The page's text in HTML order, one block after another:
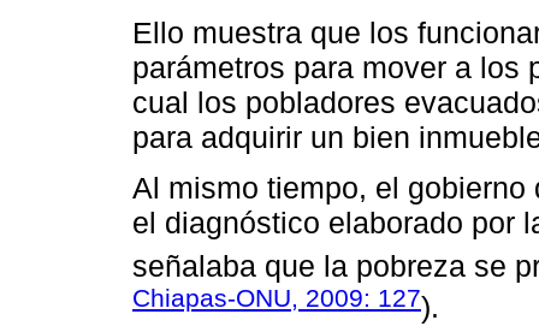
Ello muestra que los
parámetros para mover a los
cual los pobladores
para adquirir un bien
Al mismo tiempo, el
el diagnóstico elaborado por
señalaba que la pobreza se
Chiapas-ONU, 2009: 127).